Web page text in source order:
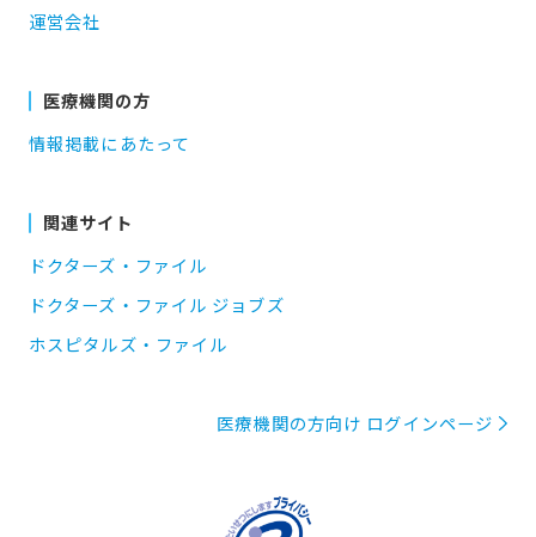
運営会社
医療機関の方
情報掲載にあたって
関連サイト
ドクターズ・ファイル
ドクターズ・ファイル ジョブズ
ホスピタルズ・ファイル
医療機関の方向け ログインページ